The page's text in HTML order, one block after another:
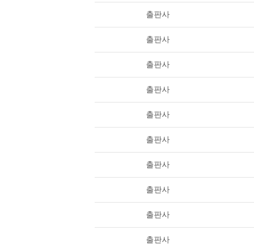
출판사
출판사
출판사
출판사
출판사
출판사
출판사
출판사
출판사
출판사